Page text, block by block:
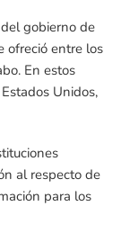
gobierno de
ofreció entre los
En estos
Unidos,
al respecto de
para los